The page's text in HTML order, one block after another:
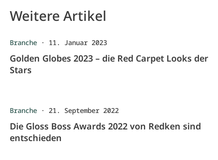
Weitere Artikel
Branche · 11. Januar 2023
Golden Globes 2023 – die Red Carpet Looks der
Stars
Branche · 21. September 2022
Die Gloss Boss Awards 2022 von Redken sind
entschieden